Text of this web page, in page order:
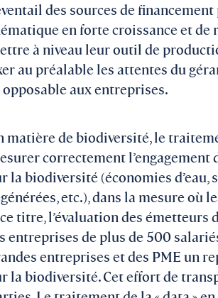
des sources de
en forte croissance et de
à niveau leur outil de
au préalable les attentes du
opposable aux entreprises.
matière de biodiversité, le
correctement
la biodiversité (économies
etc.), dans la mesure où
titre, l’évaluation des émetteurs
entreprises de plus de 500
entreprises et des PME un
la biodiversité. Cet effort de